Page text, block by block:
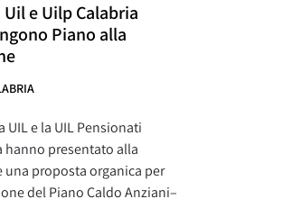
Uil e Uilp Calabria
Piano alla
UIL e la UIL Pensionati
hanno presentato alla
una proposta organica per
del Piano Caldo Anziani–